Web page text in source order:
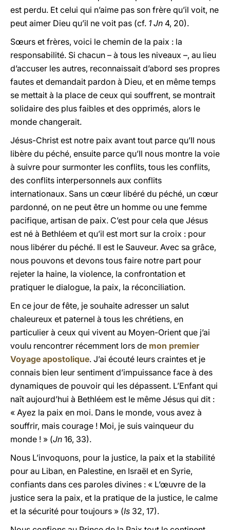
est perdu. Et celui qui n’aime pas son frère qu’il voit, ne
peut aimer Dieu qu’il ne voit pas (cf. 1 Jn 4, 20).
Sœurs et frères, voici le chemin de la paix : la
responsabilité. Si chacun – à tous les niveaux –, au lieu
d’accuser les autres, reconnaissait d’abord ses propres
fautes et demandait pardon à Dieu, et en même temps
se mettait à la place de ceux qui souffrent, se montrait
solidaire des plus faibles et des opprimés, alors le
monde changerait.
Jésus-Christ est notre paix avant tout parce qu’Il nous
libère du péché, ensuite parce qu’Il nous montre la voie
à suivre pour surmonter les conflits, tous les conflits,
des conflits interpersonnels aux conflits
internationaux. Sans un cœur libéré du péché, un cœur
pardonné, on ne peut être un homme ou une femme
pacifique, artisan de paix. C’est pour cela que Jésus
est né à Bethléem et qu’il est mort sur la croix : pour
nous libérer du péché. Il est le Sauveur. Avec sa grâce,
nous pouvons et devons tous faire notre part pour
rejeter la haine, la violence, la confrontation et
pratiquer le dialogue, la paix, la réconciliation.
En ce jour de fête, je souhaite adresser un salut
chaleureux et paternel à tous les chrétiens, en
particulier à ceux qui vivent au Moyen-Orient que j’ai
voulu rencontrer récemment lors de mon premier
Voyage apostolique. J’ai écouté leurs craintes et je
connais bien leur sentiment d’impuissance face à des
dynamiques de pouvoir qui les dépassent. L’Enfant qui
naît aujourd’hui à Bethléem est le même Jésus qui dit :
« Ayez la paix en moi. Dans le monde, vous avez à
souffrir, mais courage ! Moi, je suis vainqueur du
monde ! » (Jn 16, 33).
Nous L’invoquons, pour la justice, la paix et la stabilité
pour au Liban, en Palestine, en Israël et en Syrie,
confiants dans ces paroles divines : « L’œuvre de la
justice sera la paix, et la pratique de la justice, le calme
et la sécurité pour toujours » (Is 32, 17).